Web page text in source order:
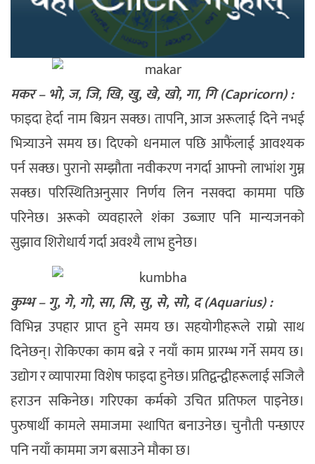
मकर – भो, ज, जि, खि, खु, खे, खो, गा, गि (Capricorn) :
फाइदा हेर्दा नाम बिग्रन सक्छ। तापनि, आज अरूलाई दिने नभई
भित्र्याउने समय छ। दिएको धनमाल पछि आफैंलाई आवश्यक
पर्न सक्छ। पुरानो सम्झौता नवीकरण नगर्दा आफ्नो लाभांश गुम्न
सक्छ। परिस्थितिअनुसार निर्णय लिन नसक्दा काममा पछि
परिनेछ। अरूको व्यवहारले शंका उब्जाए पनि मान्यजनको
सुझाव शिरोधार्य गर्दा अवश्यै लाभ हुनेछ।
कुम्भ – गु, गे, गो, सा, सि, सु, से, सो, द (Aquarius) :
विभिन्न उपहार प्राप्त हुने समय छ। सहयोगीहरूले राम्रो साथ
दिनेछन्। रोकिएका काम बन्ने र नयाँ काम प्रारम्भ गर्ने समय छ।
उद्योग र व्यापारमा विशेष फाइदा हुनेछ। प्रतिद्वन्द्वीहरूलाई सजिलै
हराउन सकिनेछ। गरिएका कर्मको उचित प्रतिफल पाइनेछ।
पुरुषार्थी कामले समाजमा स्थापित बनाउनेछ। चुनौती पन्छाएर
पनि नयाँ काममा जग बसाउने मौका छ।